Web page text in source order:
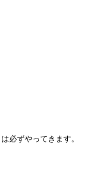
必ずやってきます。